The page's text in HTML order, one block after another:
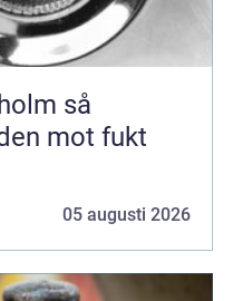
så
mot fukt
05 augusti 2026